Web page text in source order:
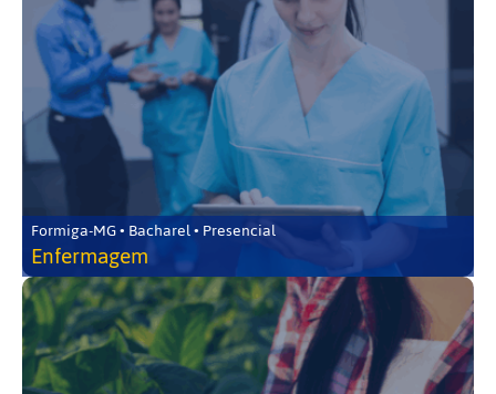
Formiga-MG • Bacharel • Presencial
Enfermagem